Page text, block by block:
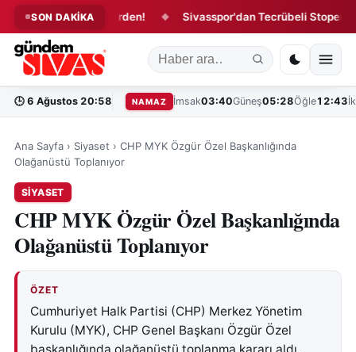
SON DAKİKA
4 İmza Birden! ◆ Sivasspor'dan Tecrübeli Stopere 1
🕒 6 Ağustos 20:58 NAMAZ İmsak03:40Güneş05:28Öğle12:43
Ana Sayfa › Siyaset › CHP MYK Özgür Özel Başkanlığında
Olağanüstü Toplanıyor
SIYASET
CHP MYK Özgür Özel Başkanlığında
Olağanüstü Toplanıyor
ÖZET
Cumhuriyet Halk Partisi (CHP) Merkez Yönetim
Kurulu (MYK), CHP Genel Başkanı Özgür Özel